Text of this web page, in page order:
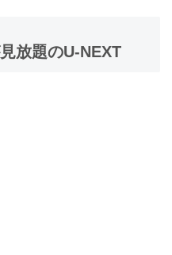
放題のU-NEXT